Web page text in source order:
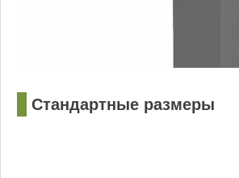
Стандартные размеры